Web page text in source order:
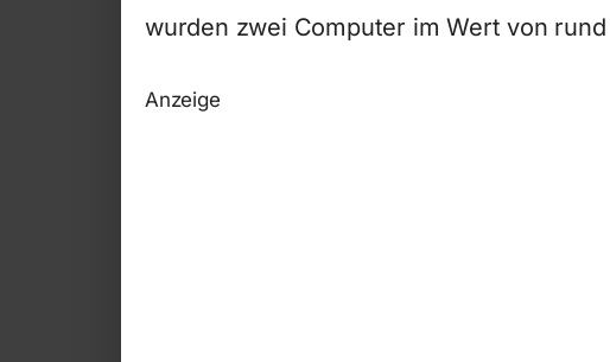
wurden zwei Computer im Wert von
Anzeige